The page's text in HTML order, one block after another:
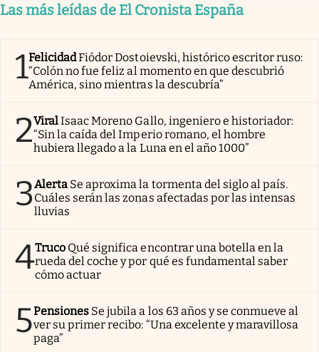
Las más leídas de El Cronista España
1FelicidadFiódor Dostoievski, histórico escritor ruso:
“Colón no fue feliz al momento en que descubrió
América, sino mientras la descubría”
2ViralIsaac Moreno Gallo, ingeniero e historiador:
“Sin la caída del Imperio romano, el hombre
hubiera llegado a la Luna en el año 1000”
3Alerta Se aproxima la tormenta del siglo al país.
Cuáles serán las zonas afectadas por las intensas
lluvias
4Truco Qué significa encontrar una botella en la
rueda del coche y por qué es fundamental saber
cómo actuar
5Pensiones Se jubila a los 63 años y se conmueve al
ver su primer recibo: “Una excelente y maravillosa
paga”